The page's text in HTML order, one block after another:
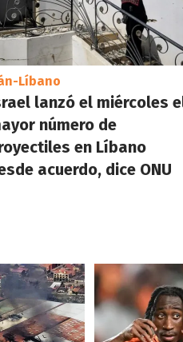
Líbano
lanzó el miércoles
número de
en Líbano
acuerdo, dice ONU